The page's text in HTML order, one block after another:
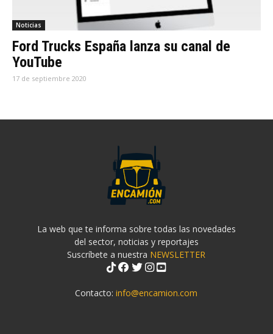
Noticias
Ford Trucks España lanza su canal de
YouTube
17 de septiembre 2020
La web que te informa sobre todas las novedades
del sector, noticias y reportajes
Suscríbete a nuestra NEWSLETTER
Contacto:info@encamion.com